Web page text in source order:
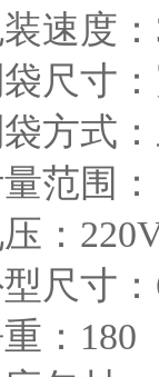
速度
尺寸：
方式
范围
：
尺寸
：180